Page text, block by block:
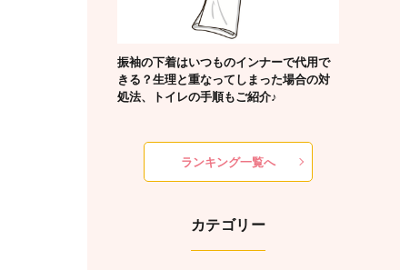
振袖の下着はいつものインナーで代用で
きる？生理と重なってしまった場合の対
処法、トイレの手順もご紹介♪
ランキング一覧へ
カテゴリー